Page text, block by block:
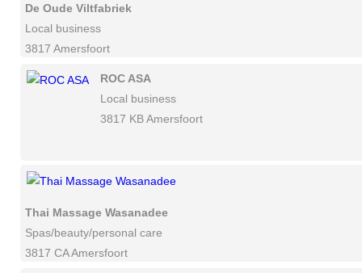
De Oude Viltfabriek
Local business
3817 Amersfoort
ROC ASA
Local business
3817 KB Amersfoort
Thai Massage Wasanadee
Spas/beauty/personal care
3817 CA Amersfoort